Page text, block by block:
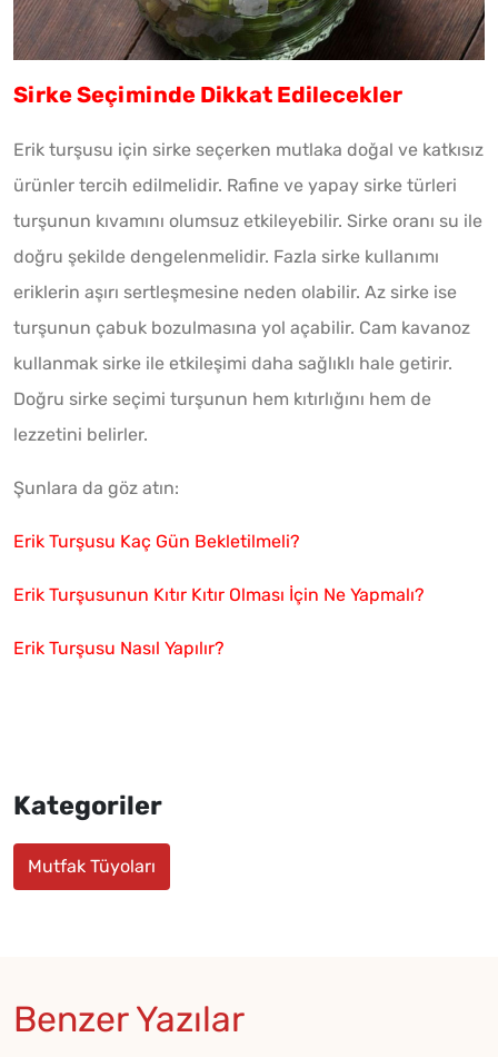
Sirke Seçiminde Dikkat Edilecekler
Erik turşusu için sirke seçerken mutlaka doğal ve katkısız
ürünler tercih edilmelidir. Rafine ve yapay sirke türleri
turşunun kıvamını olumsuz etkileyebilir. Sirke oranı su ile
doğru şekilde dengelenmelidir. Fazla sirke kullanımı
eriklerin aşırı sertleşmesine neden olabilir. Az sirke ise
turşunun çabuk bozulmasına yol açabilir. Cam kavanoz
kullanmak sirke ile etkileşimi daha sağlıklı hale getirir.
Doğru sirke seçimi turşunun hem kıtırlığını hem de
lezzetini belirler.
Şunlara da göz atın:
Erik Turşusu Kaç Gün Bekletilmeli?
Erik Turşusunun Kıtır Kıtır Olması İçin Ne Yapmalı?
Erik Turşusu Nasıl Yapılır?
Kategoriler
Mutfak Tüyoları
Benzer Yazılar